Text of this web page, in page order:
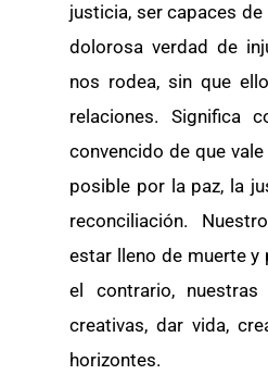
justicia, ser capaces
dolorosa verdad de
nos rodea, sin que
relaciones. Significa
convencido de que
posible por la paz, la
reconciliación.
estar lleno de muerte y
el contrario,
creativas, dar vida,
horizontes.